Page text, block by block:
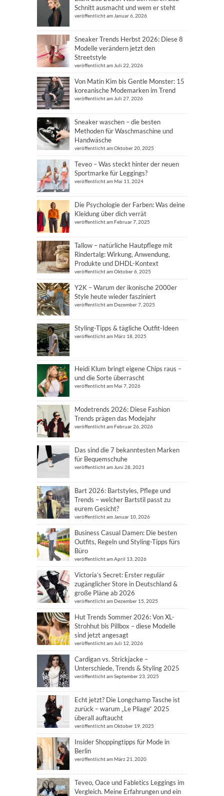
Schnitt ausmacht und wem er steht
veröffentlicht am Januar 6, 2026
Sneaker Trends Herbst 2026: Diese 8
Modelle verändern jetzt den
Streetstyle
veröffentlicht am Juli 22, 2026
Von Matin Kim bis Gentle Monster: 15
koreanische Modemarken im Trend
veröffentlicht am Juli 27, 2026
Sneaker waschen – die besten
Methoden für Waschmaschine und
Handwäsche
veröffentlicht am Oktober 20, 2025
Teveo – Was steckt hinter der neuen
Sportmarke für Leggings?
veröffentlicht am Mai 11, 2024
Die Psychologie der Farben: Was deine
Kleidung über dich verrät
veröffentlicht am Februar 7, 2025
Tallow – natürliche Hautpflege mit
Rindertalg: Wirkung, Anwendung,
Produkte und DHDL-Kontext
veröffentlicht am Oktober 6, 2025
Y2K – Warum der ikonische 2000er
Style heute wieder fasziniert
veröffentlicht am Dezember 7, 2025
Styling-Tipps & tägliche Outfit-Ideen
veröffentlicht am März 18, 2025
Heidi Klum bringt eigene Chips raus –
und die Sorte überrascht
veröffentlicht am Mai 7, 2026
Modetrends 2026: Diese Fashion
Trends prägen das Modejahr
veröffentlicht am Februar 26, 2026
Das sind die 7 bekanntesten Marken
für Bequemschuhe
veröffentlicht am Juni 28, 2021
Bart 2026: Bartstyles, Pflege und
Trends – welcher Bartstil passt zu
eurem Gesicht?
veröffentlicht am Januar 10, 2026
Business Casual Damen: Die besten
Outfits, Regeln und Styling-Tipps fürs
Büro
veröffentlicht am April 13, 2026
Victoria’s Secret: Erster regulär
zugänglicher Store in Deutschland &
große Pläne ab 2026
veröffentlicht am Dezember 15, 2025
Hut Trends Sommer 2026: Von XL-
Strohhut bis Pillbox – diese Modelle
sind jetzt angesagt
veröffentlicht am Juli 12, 2026
Cardigan vs. Strickjacke –
Unterschiede, Trends & Styling 2025
veröffentlicht am September 23, 2025
Echt jetzt? Die Longchamp Tasche ist
zurück – warum „Le Pliage“ 2025
überall auftaucht
veröffentlicht am Oktober 19, 2025
Insider Shoppingtipps für Mode in
Berlin
veröffentlicht am März 21, 2020
Teveo, Oace und Fabletics Leggings im
Vergleich. Meine Erfahrungen und ein